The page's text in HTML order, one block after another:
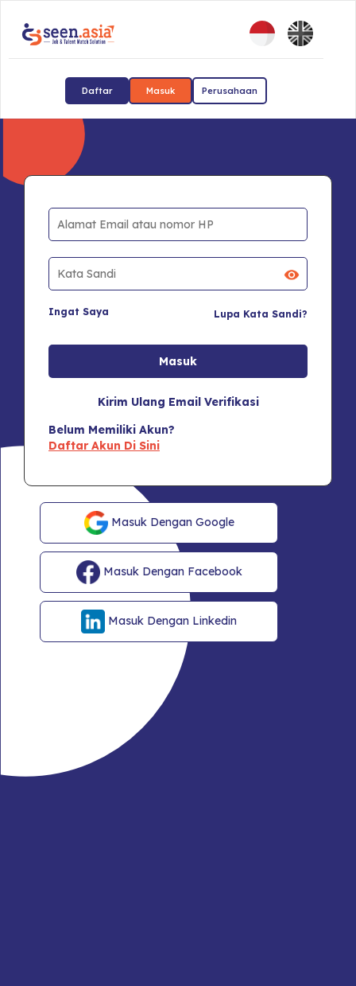
Daftar Masuk Perusahaan
Ingat Saya Lupa Kata Sandi?
Kirim Ulang Email Verifikasi
Belum Memiliki Akun?
Daftar Akun Di Sini
Masuk Dengan Google
Masuk Dengan Facebook
Masuk Dengan Linkedin